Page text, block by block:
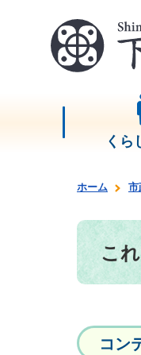
くら
ホーム
こ
コン